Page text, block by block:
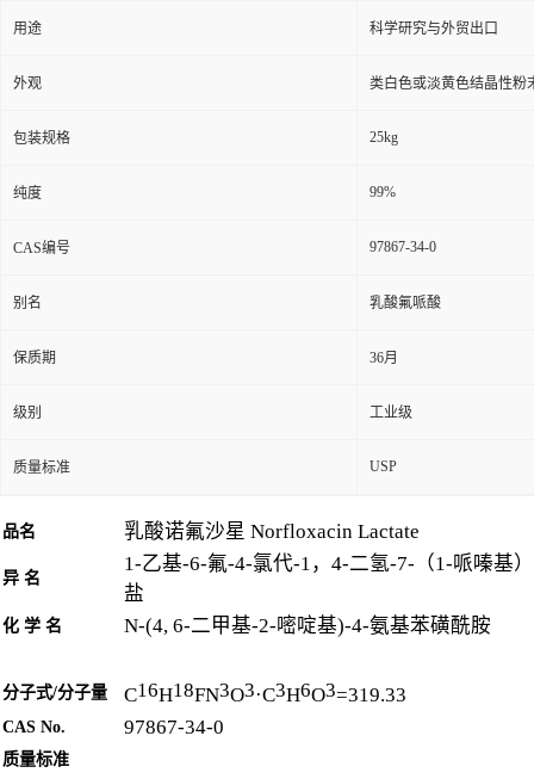
用途 科学研究与外贸出口
外观 类白色或淡黄色结晶性粉
包装规格 25kg
纯度 99%
CAS编号 97867-34-0
别名 乳酸氟哌酸
保质期 36月
级别 工业级
质量标准 USP
品名 乳酸诺氟沙星 Norfloxacin Lactate
异 名
1-乙基-6-氟-4-氯代-1，4-二氢-7-（1-哌嗪基
盐
化 学 名 N-(4, 6-二甲基-2-嘧啶基)-4-氨基苯磺酰胺
分子式/分子量 C16H18FN3O3·C3H6O3=319.33
CAS No. 97867-34-0
质量标准